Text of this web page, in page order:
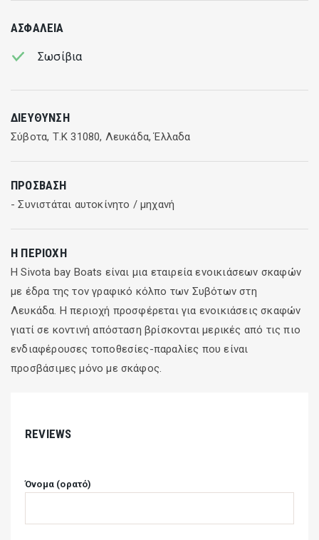
ΑΣΦΆΛΕΙΑ
Σωσίβια
ΔΙΕΎΘΥΝΣΗ
Σύβοτα, Τ.Κ 31080, Λευκάδα, Έλλαδα
ΠΡΌΣΒΑΣΗ
- Συνιστάται αυτοκίνητο / μηχανή
Η ΠΕΡΙΟΧΉ
Η Sivota bay Boats είναι μια εταιρεία ενοικιάσεων σκαφών
με έδρα της τον γραφικό κόλπο των Συβότων στη
Λευκάδα. Η περιοχή προσφέρεται για ενοικιάσεις σκαφών
γιατί σε κοντινή απόσταση βρίσκονται μερικές από τις πιο
ενδιαφέρουσες τοποθεσίες-παραλίες που είναι
προσβάσιμες μόνο με σκάφος.
REVIEWS
Όνομα (ορατό)